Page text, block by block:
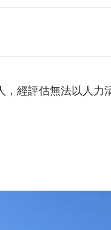
經評估無法以人